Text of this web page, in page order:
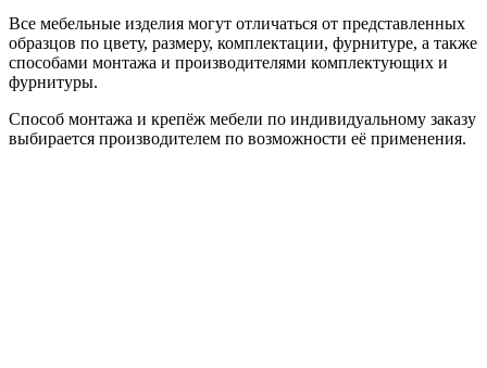
Все мебельные изделия могут отличаться от представленных
образцов по цвету, размеру, комплектации, фурнитуре, а также
способами монтажа и производителями комплектующих и
фурнитуры.
Способ монтажа и крепёж мебели по индивидуальному заказу
выбирается производителем по возможности её применения.